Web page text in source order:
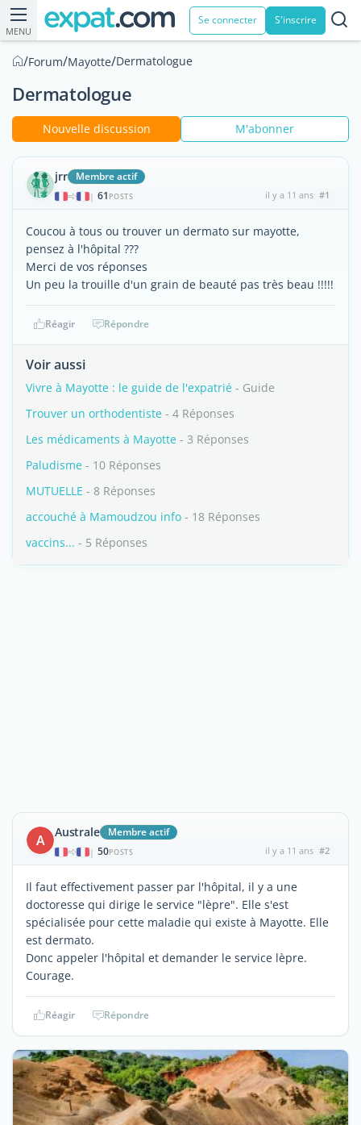
MENU
Se connecter S'inscrire
/Forum/Mayotte/Dermatologue
Dermatologue
Nouvelle discussion M'abonner
jrr Membre actif
| 61 POSTS il y a 11 ans #1
Coucou à tous ou trouver un dermato sur mayotte,
pensez à l'hôpital ???
Merci de vos réponses
Un peu la trouille d'un grain de beauté pas très beau !!!!!
Réagir Répondre
Voir aussi
Vivre à Mayotte : le guide de l'expatrié - Guide
Trouver un orthodentiste - 4 Réponses
Les médicaments à Mayotte - 3 Réponses
Paludisme - 10 Réponses
MUTUELLE - 8 Réponses
accouché à Mamoudzou info - 18 Réponses
vaccins... - 5 Réponses
A Australe Membre actif
| 50POSTS il y a 11 ans #2
Il faut effectivement passer par l'hôpital, il y a une
doctoresse qui dirige le service "lèpre". Elle s'est
spécialisée pour cette maladie qui existe à Mayotte. Elle
est dermato.
Donc appeler l'hôpital et demander le service lèpre.
Courage.
Réagir Répondre